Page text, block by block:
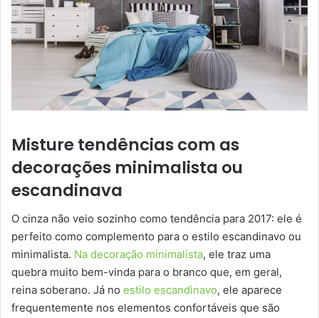
Misture tendências com as
decorações minimalista ou
escandinava
O cinza não veio sozinho como tendência para 2017: ele é
perfeito como complemento para o estilo escandinavo ou
minimalista. Na decoração minimalista, ele traz uma
quebra muito bem-vinda para o branco que, em geral,
reina soberano. Já no estilo escandinavo, ele aparece
frequentemente nos elementos confortáveis que são